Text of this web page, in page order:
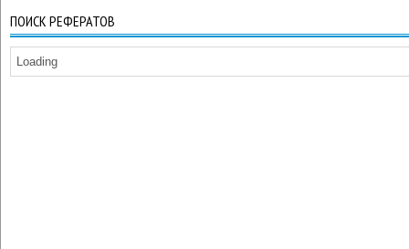
ПОИСК РЕФЕРАТОВ
Loading